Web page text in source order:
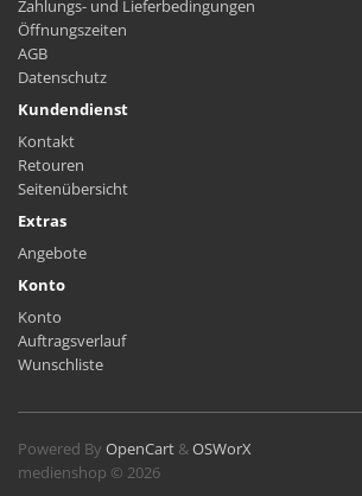
Zahlungs- und Lieferbedingungen
Öffnungszeiten
AGB
Datenschutz
Kundendienst
Kontakt
Retouren
Seitenübersicht
Extras
Angebote
Konto
Konto
Auftragsverlauf
Wunschliste
Powered By OpenCart &OSWorX
medienshop © 2026